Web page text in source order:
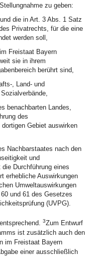
zu geben:
die in Art. 3 Abs. 1 Satz
Privatrechts, für die eine
werden soll,
Freistaat Bayern
sie in ihrem
berührt sind,
, Land- und
benachbarten Landes,
des
Gebiet auswirken
Nachbarstaates nach den
und
Durchführung eines
erhebliche Auswirkungen
Umweltauswirkungen
und 61 des Gesetzes
(UVPG).
3Zum Entwurf
ist zusätzlich auch den
im Freistaat Bayern
einer ausschließlich